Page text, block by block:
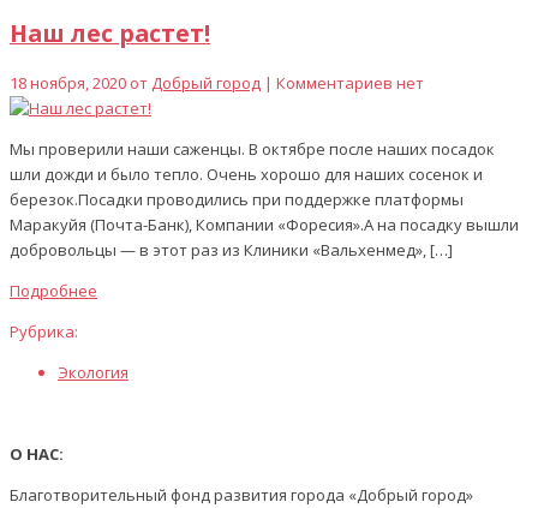
Наш лес растет!
18 ноября, 2020 от Добрый город | Комментариев нет
Мы проверили наши саженцы. В октябре после наших посадок
шли дожди и было тепло. Очень хорошо для наших сосенок и
березок.Посадки проводились при поддержке платформы
Маракуйя (Почта-Банк), Компании «Форесия».А на посадку вышли
добровольцы — в этот раз из Клиники «Вальхенмед», […]
Подробнее
Рубрика:
Экология
О НАС:
Благотворительный фонд развития города «Добрый город»